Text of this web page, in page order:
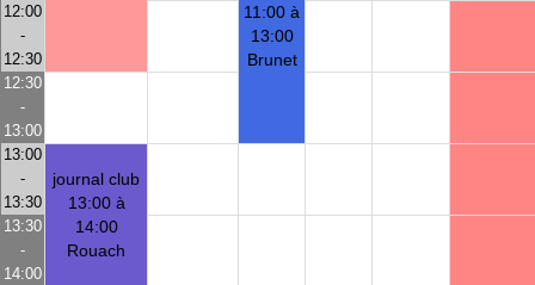
11:00 à
13:00
Brunet
12:00
-
12:30
12:30
-
13:00
13:00
-
13:30
journal club
13:00 à
14:00
Rouach
13:30
-
14:00